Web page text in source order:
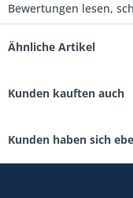
Bewertungen lesen,
Ähnliche Artikel
Kunden kauften auch
Kunden haben sich